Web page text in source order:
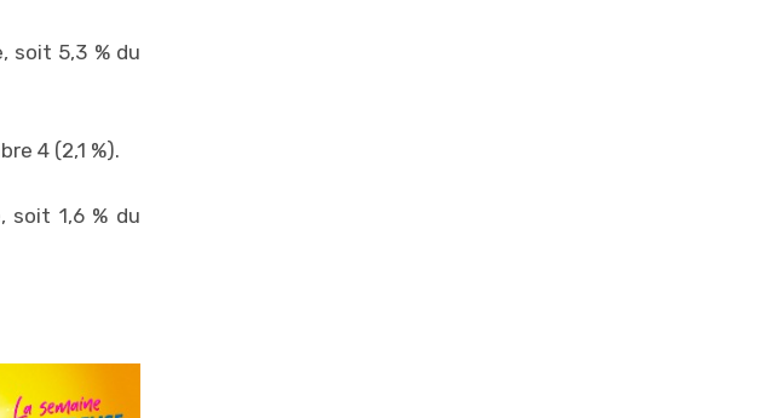
soit 5,3 % du
4 (2,1 %).
soit 1,6 % du